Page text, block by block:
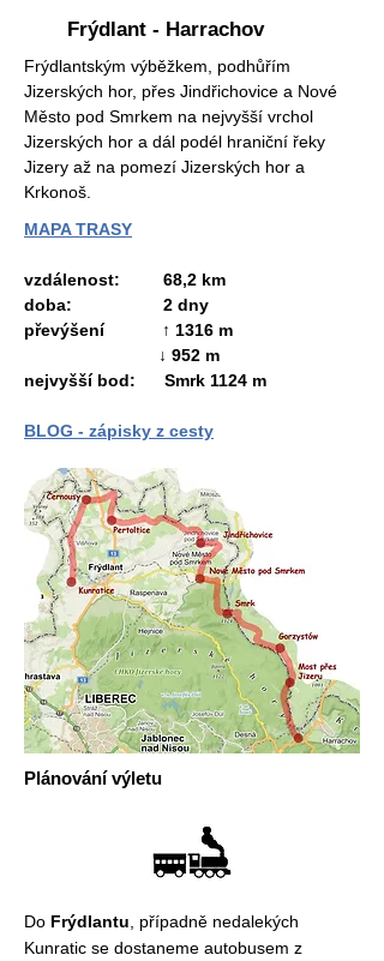
Frýdlant - Harrachov
Frýdlantským výběžkem, podhůřím
Jizerských hor, přes Jindřichovice a Nové
Město pod Smrkem na nejvyšší vrchol
Jizerských hor a dál podél hraniční řeky
Jizery až na pomezí Jizerských hor a
Krkonoš.
MAPA TRASY
vzdálenost: 68,2 km
doba: 2 dny
převýšení ↑ 1316 m
↓ 952 m
nejvyšší bod: Smrk 1124 m
BLOG - zápisky z cesty
Plánování výletu
Do Frýdlantu , případně nedalekých
Kunratic se dostaneme autobusem z